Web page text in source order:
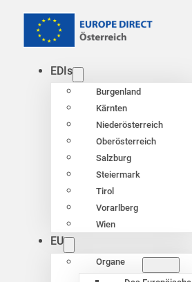
EDIs
Burgenland
Kärnten
Niederösterreich
Oberösterreich
Salzburg
Steiermark
Tirol
Vorarlberg
Wien
EU
Organe